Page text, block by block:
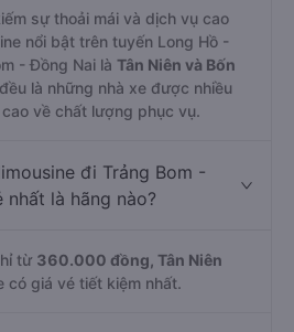
sự thoải mái và dịch vụ cao
nổi bật trên tuyến Long Hồ -
- Đồng Nai là Tân Niên và Bốn
là những nhà xe được nhiều
về chất lượng phục vụ.
đi Trảng Bom -
là hãng nào?
từ 360.000 đồng, Tân Niên
có giá vé tiết kiệm nhất.